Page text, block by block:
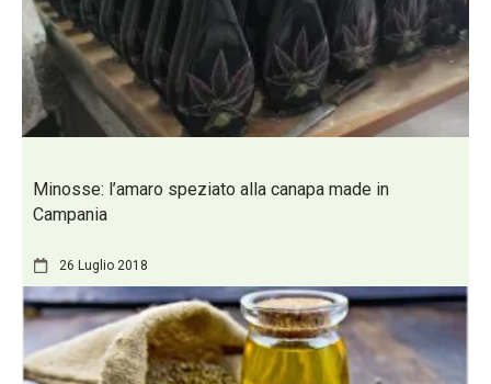
Minosse: l’amaro speziato alla canapa made in
Campania
26 Luglio 2018